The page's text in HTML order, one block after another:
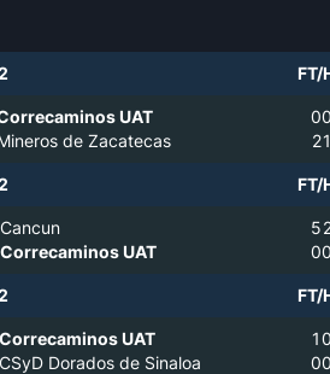
FT/
UAT
de Zacatecas
0
2
0
1
FT/
Cancun
Correcaminos UAT
5
00
FT/
Correcaminos UAT
CSyD Dorados de Sinaloa
1
0
0
0